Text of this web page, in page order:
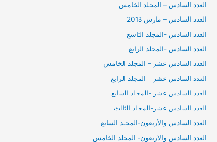
العدد السادس – المجلد الخامس
العدد السادس – مارس 2018
العدد السادس -المجلد التاسع
العدد السادس -المجلد الرابع
العدد السادس عشر – المجلد الخامس
العدد السادس عشر – المجلد الرابع
العدد السادس عشر -المجلد السابع
العدد السادس عشر-المجلد الثالث
العدد السادس والأربعون-المجلد السابع
العدد السادس والاربعون- المجلد الخامس